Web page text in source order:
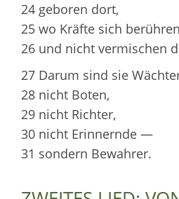
24 geboren dort,
25 wo Kräfte sich berühren
26 und nicht vermischen
27 Darum sind sie
28 nicht Boten,
29 nicht Richter,
30 nicht Erinnernde —
31 sondern Bewahrer.